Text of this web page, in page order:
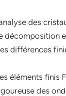
des
décomposition
différences
éléments finis
des